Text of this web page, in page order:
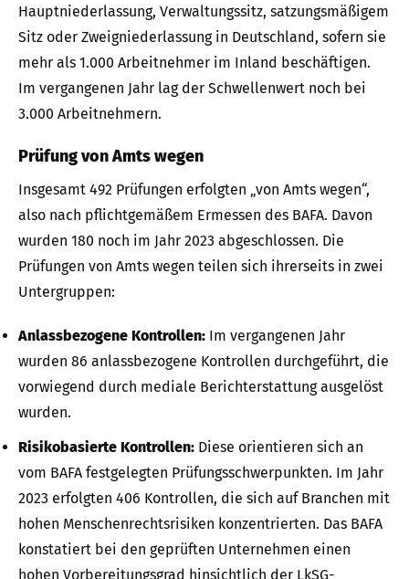
Hauptniederlassung, Verwaltungssitz, satzungsmäßigem
Sitz oder Zweigniederlassung in Deutschland, sofern sie
mehr als 1.000 Arbeitnehmer im Inland beschäftigen.
Im vergangenen Jahr lag der Schwellenwert noch bei
3.000 Arbeitnehmern.
Prüfung von Amts wegen
Insgesamt 492 Prüfungen erfolgten „von Amts wegen“,
also nach pflichtgemäßem Ermessen des BAFA. Davon
wurden 180 noch im Jahr 2023 abgeschlossen. Die
Prüfungen von Amts wegen teilen sich ihrerseits in zwei
Untergruppen:
Anlassbezogene Kontrollen: Im vergangenen Jahr
wurden 86 anlassbezogene Kontrollen durchgeführt, die
vorwiegend durch mediale Berichterstattung ausgelöst
wurden.
Risikobasierte Kontrollen: Diese orientieren sich an
vom BAFA festgelegten Prüfungsschwerpunkten. Im Jahr
2023 erfolgten 406 Kontrollen, die sich auf Branchen mit
hohen Menschenrechtsrisiken konzentrierten. Das BAFA
konstatiert bei den geprüften Unternehmen einen
hohen Vorbereitungsgrad hinsichtlich der LkSG-